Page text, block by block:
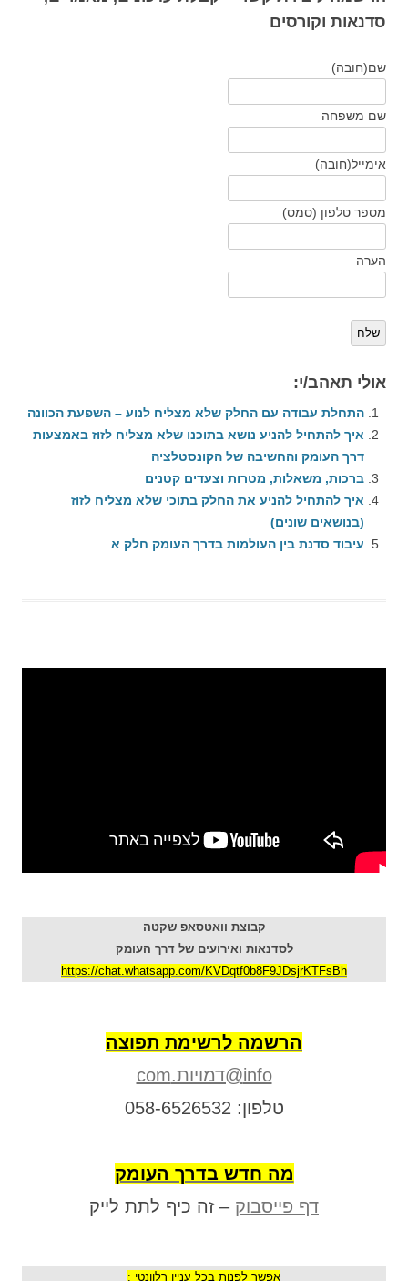
סדנאות וקורסים
שם(חובה)
שם משפחה
אימייל(חובה)
מספר טלפון (סמס)
הערה
שלח
אולי תאהב/י:
התחלת עבודה עם החלק שלא מצליח לנוע – השפעת הכוונה
איך להתחיל להניע נושא בתוכנו שלא מצליח לזוז באמצעות
דרך העומק והחשיבה של הקונסטלציה
ברכות, משאלות, מטרות וצעדים קטנים
איך להתחיל להניע את החלק בתוכי שלא מצליח לזוז
(בנושאים שונים)
עיבוד סדנת בין העולמות בדרך העומק חלק א
קבוצת וואטסאפ שקטה
לסדנאות ואירועים של דרך העומק
https://chat.whatsapp.com/KVDqtf0b8F9JDsjrKTFsBh
הרשמה לרשימת תפוצה
info@דמויות.com
טלפון: 058-6526532
מה חדש בדרך העומק
דף פייסבוק – זה כיף לתת לייק
אפשר לפנות בכל עניין רלוונטי :